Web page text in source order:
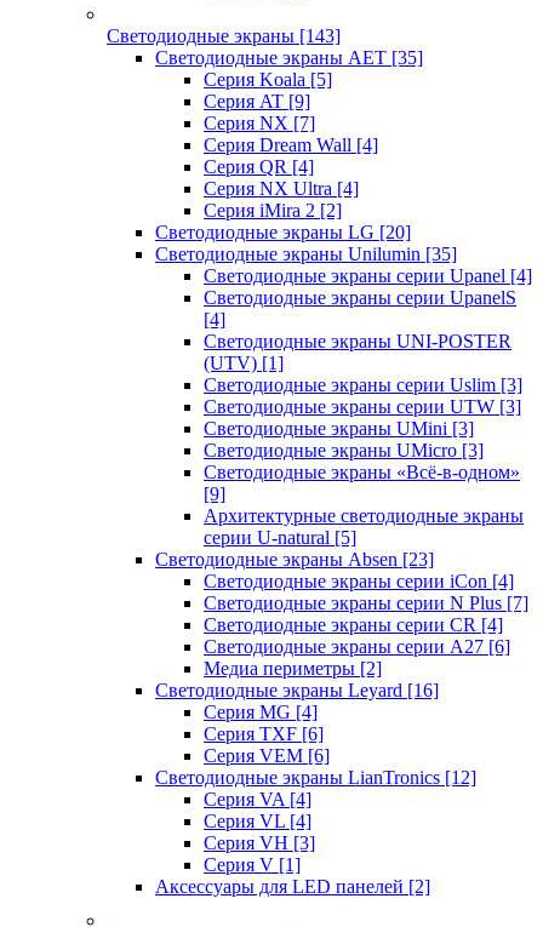
Светодиодные экраны [143]
Светодиодные экраны AET [35]
Cерия Koala [5]
Серия AT [9]
Серия NX [7]
Серия Dream Wall [4]
Серия QR [4]
Серия NX Ultra [4]
Серия iMira 2 [2]
Светодиодные экраны LG [20]
Светодиодные экраны Unilumin [35]
Светодиодные экраны серии Upanel [4]
Светодиодные экраны серии UpanelS
[4]
Светодиодные экраны UNI-POSTER
(UTV) [1]
Светодиодные экраны серии Uslim [3]
Светодиодные экраны серии UTW [3]
Светодиодные экраны UMini [3]
Светодиодные экраны UMicro [3]
Светодиодные экраны «Всё-в-одном»
[9]
Архитектурные светодиодные экраны
серии U-natural [5]
Светодиодные экраны Absen [23]
Светодиодные экраны серии iCon [4]
Светодиодные экраны серии N Plus [7]
Светодиодные экраны серии CR [4]
Светодиодные экраны серии А27 [6]
Медиа периметры [2]
Светодиодные экраны Leyard [16]
Серия MG [4]
Серия TXF [6]
Серия VEM [6]
Светодиодные экраны LianTronics [12]
Серия VA [4]
Серия VL [4]
Серия VH [3]
Серия V [1]
Аксессуары для LED панелей [2]